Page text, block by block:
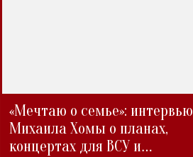
«Мечтаю о семье»: интервью
Михаила Хомы о планах,
концертах для ВСУ и